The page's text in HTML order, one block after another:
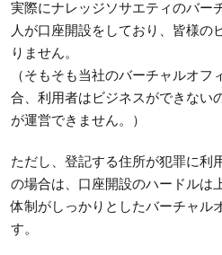
実際にナレッジソサエティのバー
人が口座開設をしており、皆様の
りません。
（そもそも当社のバーチャルオ
合、利用者はビジネスができない
が運営できません。）
ただし、登記する住所が犯罪に利
の場合は、口座開設のハードルは
体制がしっかりとしたバーチャル
す。